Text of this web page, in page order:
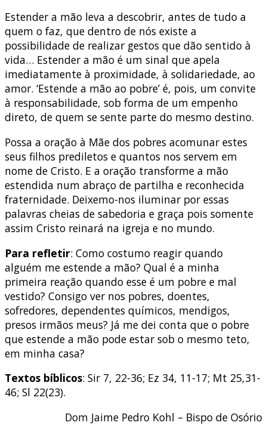
Estender a mão leva a descobrir, antes de tudo a
quem o faz, que dentro de nós existe a
possibilidade de realizar gestos que dão sentido à
vida… Estender a mão é um sinal que apela
imediatamente à proximidade, à solidariedade, ao
amor. ‘Estende a mão ao pobre’ é, pois, um convite
à responsabilidade, sob forma de um empenho
direto, de quem se sente parte do mesmo destino.
Possa a oração à Mãe dos pobres acomunar estes
seus filhos prediletos e quantos nos servem em
nome de Cristo. E a oração transforme a mão
estendida num abraço de partilha e reconhecida
fraternidade. Deixemo-nos iluminar por essas
palavras cheias de sabedoria e graça pois somente
assim Cristo reinará na igreja e no mundo.
Para refletir: Como costumo reagir quando
alguém me estende a mão? Qual é a minha
primeira reação quando esse é um pobre e mal
vestido? Consigo ver nos pobres, doentes,
sofredores, dependentes químicos, mendigos,
presos irmãos meus? Já me dei conta que o pobre
que estende a mão pode estar sob o mesmo teto,
em minha casa?
Textos bíblicos: Sir 7, 22-36; Ez 34, 11-17; Mt 25,31-
46; Sl 22(23).
Dom Jaime Pedro Kohl – Bispo de Osório